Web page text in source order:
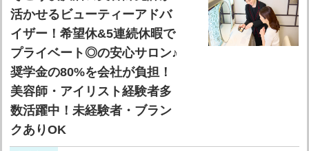
活かせるビューティーアドバ
イザー！希望休&5連続休暇で
プライベート◎の安心サロン♪
奨学金の80%を会社が負担！
美容師・アイリスト経験者多
数活躍中！未経験者・ブラン
クありOK